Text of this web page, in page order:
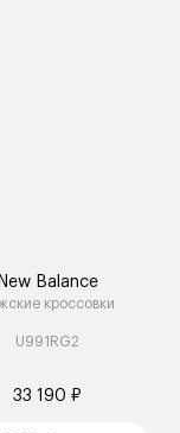
New Balance
кроссовки
U991RG2
33 190 ₽